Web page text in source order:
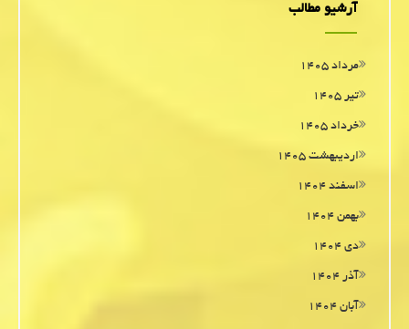
آرشیو مطالب
مرداد ۱۴۰۵
تیر ۱۴۰۵
خرداد ۱۴۰۵
اردیبهشت ۱۴۰۵
اسفند ۱۴۰۴
بهمن ۱۴۰۴
دی ۱۴۰۴
آذر ۱۴۰۴
آبان ۱۴۰۴